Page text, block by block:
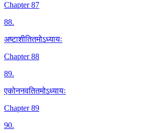
Chapter 87
88.
अष्टाशीतितमोऽध्यायः
Chapter 88
89.
एकोननवतितमोऽध्यायः
Chapter 89
90.